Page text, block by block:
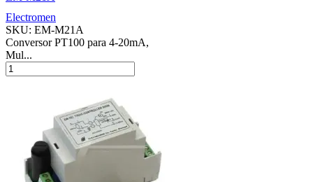
Electromen
SKU: EM-M21A
Conversor PT100 para 4-20mA,
Mul...